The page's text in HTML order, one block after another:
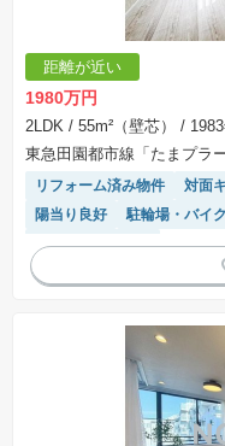
距離が近い
1980万円
2LDK / 55m²（壁芯）
/
東急田園都市線「たまプラ
リフォーム済み物件 対面
陽当り良好
駐輪場・バイ
システムキッチン